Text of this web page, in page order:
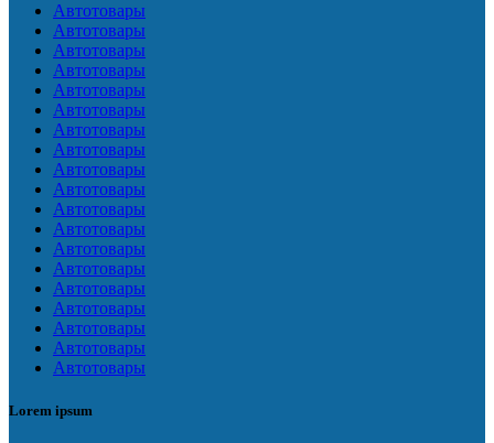
Автотовары
Автотовары
Автотовары
Автотовары
Автотовары
Автотовары
Автотовары
Автотовары
Автотовары
Автотовары
Автотовары
Автотовары
Автотовары
Автотовары
Автотовары
Автотовары
Автотовары
Автотовары
Автотовары
Lorem ipsum